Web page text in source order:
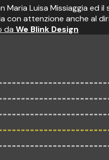
Maria Luisa Missiaggia ed
con attenzione anche al
da We Blink Design